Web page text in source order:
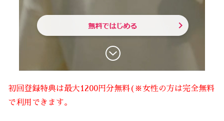
初回登録特典は最大1200円分無料(※女性の方は完全無料
で利用できます。